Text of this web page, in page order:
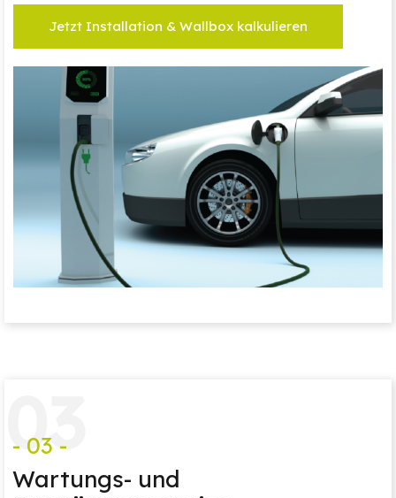
Jetzt Installation & Wallbox kalkulieren
03
- 03 -
Wartungs- und